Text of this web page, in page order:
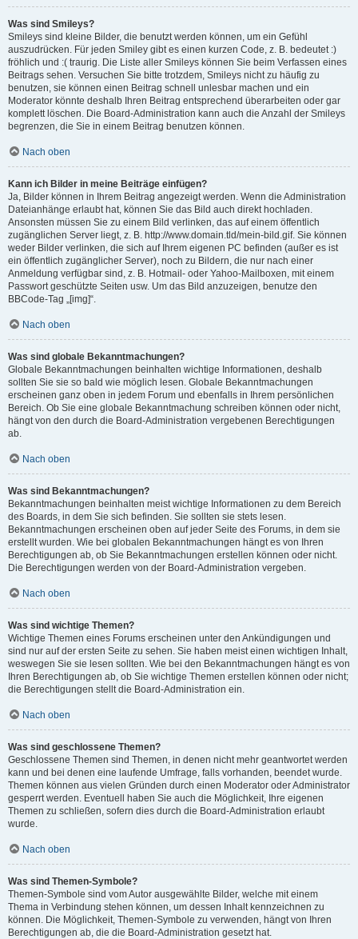
Was sind Smileys?
Smileys sind kleine Bilder, die benutzt werden können, um ein Gefühl
auszudrücken. Für jeden Smiley gibt es einen kurzen Code, z. B. bedeutet :)
fröhlich und :( traurig. Die Liste aller Smileys können Sie beim Verfassen eines
Beitrags sehen. Versuchen Sie bitte trotzdem, Smileys nicht zu häufig zu
benutzen, sie können einen Beitrag schnell unlesbar machen und ein
Moderator könnte deshalb Ihren Beitrag entsprechend überarbeiten oder gar
komplett löschen. Die Board-Administration kann auch die Anzahl der Smileys
begrenzen, die Sie in einem Beitrag benutzen können.
Nach oben
Kann ich Bilder in meine Beiträge einfügen?
Ja, Bilder können in Ihrem Beitrag angezeigt werden. Wenn die Administration
Dateianhänge erlaubt hat, können Sie das Bild auch direkt hochladen.
Ansonsten müssen Sie zu einem Bild verlinken, das auf einem öffentlich
zugänglichen Server liegt, z. B. http://www.domain.tld/mein-bild.gif. Sie können
weder Bilder verlinken, die sich auf Ihrem eigenen PC befinden (außer es ist
ein öffentlich zugänglicher Server), noch zu Bildern, die nur nach einer
Anmeldung verfügbar sind, z. B. Hotmail- oder Yahoo-Mailboxen, mit einem
Passwort geschützte Seiten usw. Um das Bild anzuzeigen, benutze den
BBCode-Tag „[img]“.
Nach oben
Was sind globale Bekanntmachungen?
Globale Bekanntmachungen beinhalten wichtige Informationen, deshalb
sollten Sie sie so bald wie möglich lesen. Globale Bekanntmachungen
erscheinen ganz oben in jedem Forum und ebenfalls in Ihrem persönlichen
Bereich. Ob Sie eine globale Bekanntmachung schreiben können oder nicht,
hängt von den durch die Board-Administration vergebenen Berechtigungen
ab.
Nach oben
Was sind Bekanntmachungen?
Bekanntmachungen beinhalten meist wichtige Informationen zu dem Bereich
des Boards, in dem Sie sich befinden. Sie sollten sie stets lesen.
Bekanntmachungen erscheinen oben auf jeder Seite des Forums, in dem sie
erstellt wurden. Wie bei globalen Bekanntmachungen hängt es von Ihren
Berechtigungen ab, ob Sie Bekanntmachungen erstellen können oder nicht.
Die Berechtigungen werden von der Board-Administration vergeben.
Nach oben
Was sind wichtige Themen?
Wichtige Themen eines Forums erscheinen unter den Ankündigungen und
sind nur auf der ersten Seite zu sehen. Sie haben meist einen wichtigen Inhalt,
weswegen Sie sie lesen sollten. Wie bei den Bekanntmachungen hängt es von
Ihren Berechtigungen ab, ob Sie wichtige Themen erstellen können oder nicht;
die Berechtigungen stellt die Board-Administration ein.
Nach oben
Was sind geschlossene Themen?
Geschlossene Themen sind Themen, in denen nicht mehr geantwortet werden
kann und bei denen eine laufende Umfrage, falls vorhanden, beendet wurde.
Themen können aus vielen Gründen durch einen Moderator oder Administrator
gesperrt werden. Eventuell haben Sie auch die Möglichkeit, Ihre eigenen
Themen zu schließen, sofern dies durch die Board-Administration erlaubt
wurde.
Nach oben
Was sind Themen-Symbole?
Themen-Symbole sind vom Autor ausgewählte Bilder, welche mit einem
Thema in Verbindung stehen können, um dessen Inhalt kennzeichnen zu
können. Die Möglichkeit, Themen-Symbole zu verwenden, hängt von Ihren
Berechtigungen ab, die die Board-Administration gesetzt hat.